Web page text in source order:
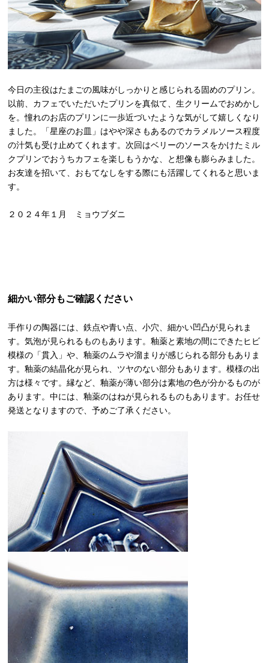
今日の主役はたまごの風味がしっかりと感じられる固めのプリン。
以前、カフェでいただいたプリンを真似て、生クリームでおめかし
を。憧れのお店のプリンに一歩近づいたような気がして嬉しくなり
ました。「星座のお皿」はやや深さもあるのでカラメルソース程度
の汁気も受け止めてくれます。次回はベリーのソースをかけたミル
クプリンでおうちカフェを楽しもうかな、と想像も膨らみました。
お友達を招いて、おもてなしをする際にも活躍してくれると思いま
す。
２０２４年１月 ミョウブダニ
細かい部分もご確認ください
手作りの陶器には、鉄点や青い点、小穴、細かい凹凸が見られま
す。気泡が見られるものもあります。釉薬と素地の間にできたヒビ
模様の「貫入」や、釉薬のムラや溜まりが感じられる部分もありま
す。釉薬の結晶化が見られ、ツヤのない部分もあります。模様の出
方は様々です。縁など、釉薬が薄い部分は素地の色が分かるものが
あります。中には、釉薬のはねが見られるものもあります。お任せ
発送となりますので、予めご了承ください。